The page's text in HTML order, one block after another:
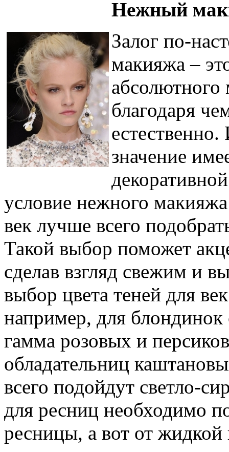
Нежный
Залог по-
макияжа –
благодаря
значение
условие нежного
век лучше всего
Такой выбор поможет
сделав взгляд свежим и
выбор цвета теней для
например, для
гамма розовых и
обладательниц
всего подойдут светло-
для ресниц необходимо
ресницы, а вот от